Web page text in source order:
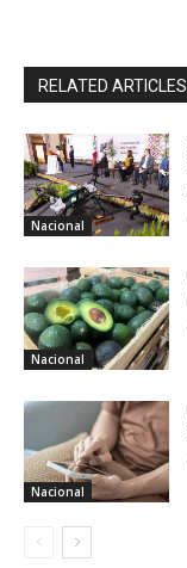
RELATED ARTICLES
Nacional
Nacional
Nacional